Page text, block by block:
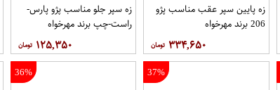
زه پایین سپر عقب مناسب پژو
206 برند مهرخواه
۳۳۴,۶۵۰
زه سپر جلو مناسب پژو پارس-
راست-چپ برند مهرخواه
۱۲۵,۳۵۰
37%
36%